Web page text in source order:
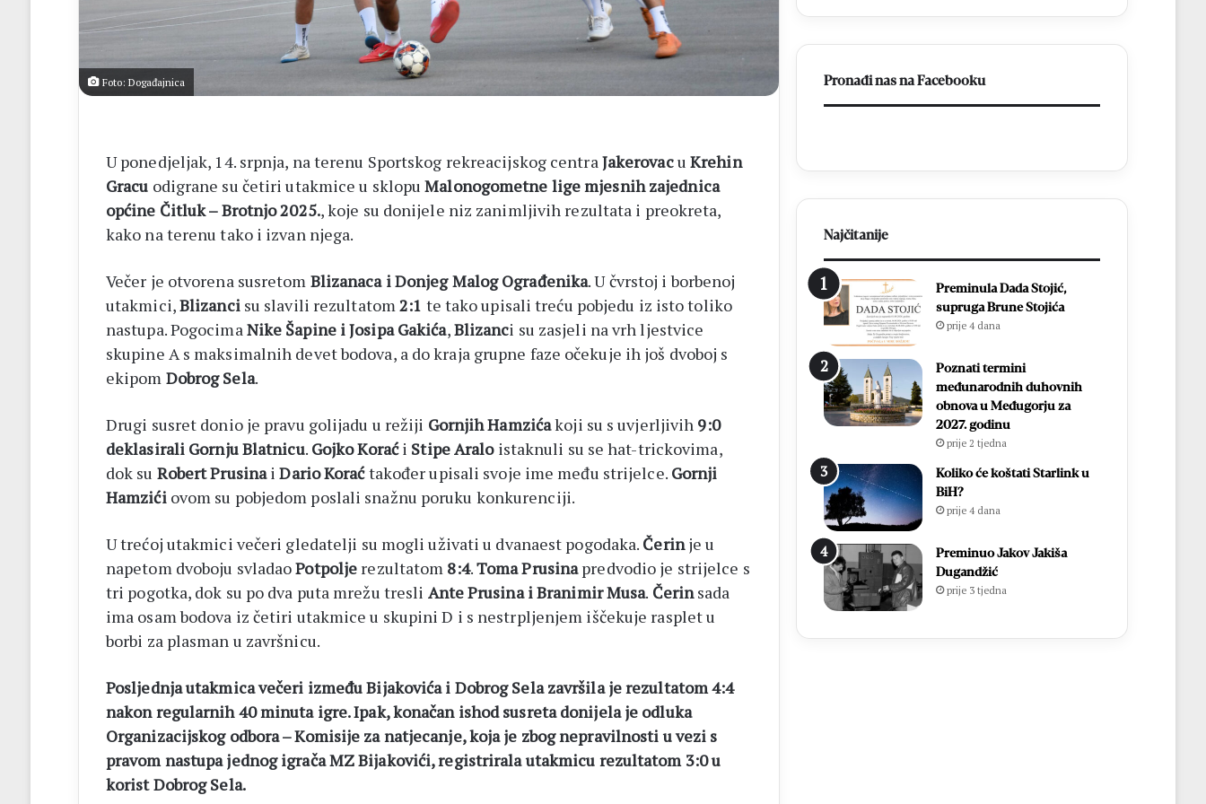
Foto: Događajnica
U ponedjeljak, 14. srpnja, na terenu Sportskog rekreacijskog centra JakerovacuKrehin
Gracu odigrane su četiri utakmice u sklopuMalonogometne lige mjesnih zajednica
općine Čitluk – Brotnjo 2025., koje su donijele niz zanimljivih rezultata i preokreta,
kako na terenu tako i izvan njega.
Večer je otvorena susretom Blizanaca i Donjeg Malog Ograđenika. U čvrstoj i borbenoj
utakmici,Blizancisu slavili rezultatom2:1 te tako upisali treću pobjedu iz isto toliko
nastupa. Pogocima Nike Šapine i Josipa Gakića,Blizanci su zasjeli na vrh ljestvice
skupine A s maksimalnih devet bodova, a do kraja grupne faze očekuje ih još dvoboj s
ekipom Dobrog Sela.
Drugi susret donio je pravu golijadu u režiji Gornjih Hamzićakoji su s uvjerljivih 9:0
deklasirali Gornju Blatnicu. Gojko Koraći Stipe Araloistaknuli su se hat-trickovima,
dok su Robert PrusinaiDario Koraćtakođer upisali svoje ime među strijelce. Gornji
Hamzići ovom su pobjedom poslali snažnu poruku konkurenciji.
U trećoj utakmici večeri gledatelji su mogli uživati u dvanaest pogodaka. Čerinje u
napetom dvoboju svladaoPotpolje rezultatom 8:4.Toma Prusinapredvodio je strijelce s
tri pogotka, dok su po dva puta mrežu tresli Ante Prusina i Branimir Musa. Čerinsada
ima osam bodova iz četiri utakmice u skupini D i s nestrpljenjem iščekuje rasplet u
borbi za plasman u završnicu.
Posljednja utakmica večeri između Bijakovića i Dobrog Sela završila je rezultatom 4:4
nakon regularnih 40 minuta igre. Ipak, konačan ishod susreta donijela je odluka
Organizacijskog odbora – Komisije za natjecanje, koja je zbog nepravilnosti u vezi s
pravom nastupa jednog igrača MZ Bijakovići, registrirala utakmicu rezultatom 3:0 u
korist Dobrog Sela.
listići
elektroničko
brojanje
otvorila
prema
miru
Pronađi nas na Facebooku
Najčitanije
Preminula Dada Stojić,
supruga Brune Stojića
prije 4 dana
Poznati termini
međunarodnih duhovnih
obnova u Međugorju za
2027. godinu
prije 2 tjedna
Koliko će koštati Starlink u
BiH?
prije 4 dana
Preminuo Jakov Jakiša
Dugandžić
prije 3 tjedna